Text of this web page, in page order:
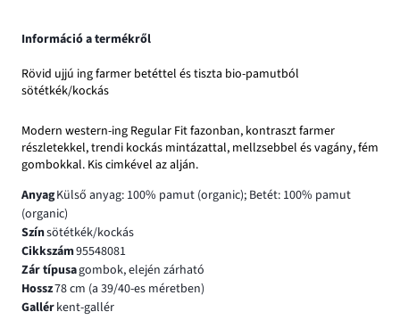
Információ a termékről
Rövid ujjú ing farmer betéttel és tiszta bio-pamutból
sötétkék/kockás
Modern western-ing Regular Fit fazonban, kontraszt farmer
részletekkel, trendi kockás mintázattal, mellzsebbel és vagány, fém
gombokkal. Kis cimkével az alján.
AnyagKülső anyag: 100% pamut (organic); Betét: 100% pamut
(organic)
Színsötétkék/kockás
Cikkszám95548081
Zár típusagombok, elején zárható
Hossz78 cm (a 39/40-es méretben)
Gallérkent-gallér